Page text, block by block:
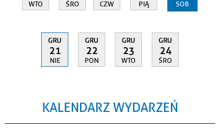
WTO ŚRO CZW PIĄ SOB
GRU
21
NIE
GRU
22
PON
GRU
23
WTO
GRU
24
ŚRO
KALENDARZ WYDARZEŃ